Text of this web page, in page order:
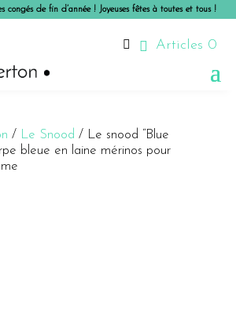
congés de fin d’année ! Joyeuses fêtes à toutes et tous !
 Articles 0
/ Le Snood / Le snood “Blue
bleue en laine mérinos pour